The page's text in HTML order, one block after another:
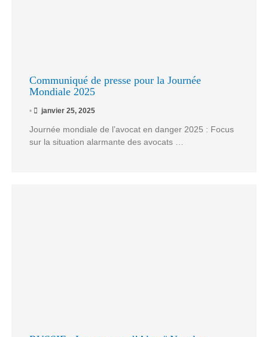
Communiqué de presse pour la Journée
Mondiale 2025
• janvier 25, 2025
Journée mondiale de l’avocat en danger 2025 : Focus
sur la situation alarmante des avocats …